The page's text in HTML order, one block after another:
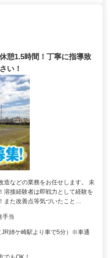
憩1.5時間！丁寧に指導致
い！
造などの業務をお任せします。 未
溶接経験者は即戦力として経験を
また改善点等気づいたこと…
手当
姉ケ崎駅より車で5分）※車通